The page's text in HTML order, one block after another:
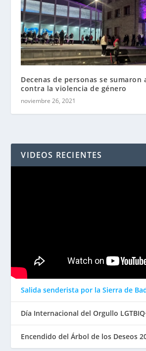
Decenas de personas se sumaron
contra la violencia de género
noviembre 26, 2021
VIDEOS RECIENTES
Salida senderista por la Sierra de
Día Internacional del Orgullo
Encendido del Árbol de los Deseos